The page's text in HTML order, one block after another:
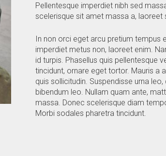
Pellentesque imperdiet nibh sed
scelerisque sit amet massa a, laoreet
In non orci eget arcu pretium tempus
imperdiet metus non, laoreet enim.
id turpis. Phasellus quis pellentesque
tincidunt, ornare eget tortor. Mauris a
quis sollicitudin. Suspendisse urna
bibendum leo. Nullam quam ante,
massa. Donec scelerisque diam
Morbi sodales pharetra tincidunt.